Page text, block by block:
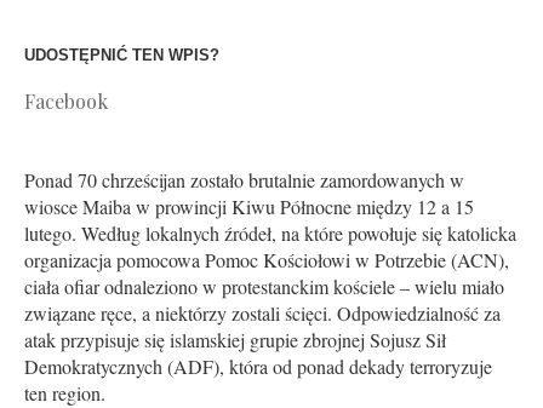
UDOSTĘPNIĆ TEN WPIS?
Facebook
Ponad 70 chrześcijan zostało brutalnie zamordowanych w
wiosce Maiba w prowincji Kiwu Północne między 12 a 15
lutego. Według lokalnych źródeł, na które powołuje się katolicka
organizacja pomocowa Pomoc Kościołowi w Potrzebie (ACN),
ciała ofiar odnaleziono w protestanckim kościele – wielu miało
związane ręce, a niektórzy zostali ścięci. Odpowiedzialność za
atak przypisuje się islamskiej grupie zbrojnej Sojusz Sił
Demokratycznych (ADF), która od ponad dekady terroryzuje
ten region.